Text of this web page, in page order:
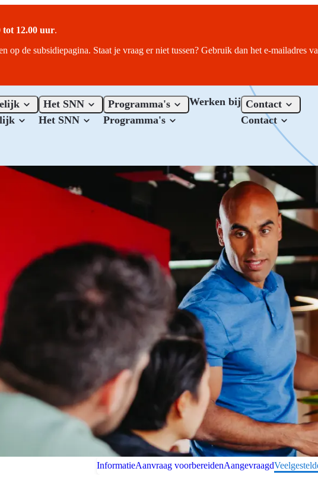
tot 12.00 uur.
de subsidiepagina. Staat je vraag er niet tussen? Gebruik dan het e-mailadres
Het SNN
Het SNN
Programma's
Programma's
Werken bij Contact
Contact
InformatieAanvraag voorbereidenAangevraagd